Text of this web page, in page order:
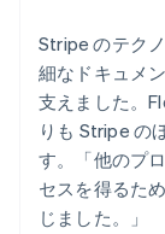
Stripe のテク
細なドキュメ
支えました。
りも Stripe の
す。「他のプ
セスを得るた
じました。」